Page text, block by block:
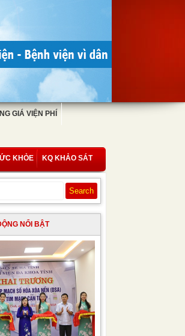
GIÁ VIỆN PHÍ
KHỎE KQ KHẢO SÁT
NỔI BẬT